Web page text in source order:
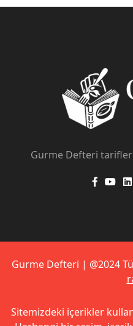
Gurme Defteri
Gurme Defteri | @2024
Sitemizdeki içerikler